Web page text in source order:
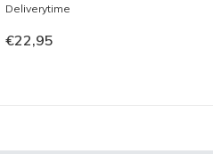
Deliverytime
€22,95